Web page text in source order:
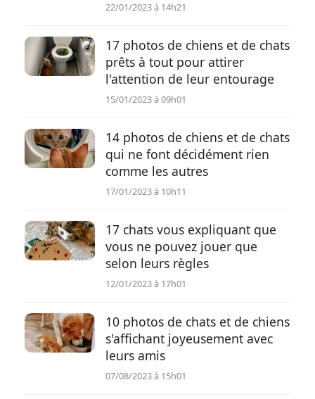
22/01/2023 à 14h21
17 photos de chiens et de chats
prêts à tout pour attirer
l'attention de leur entourage
15/01/2023 à 09h01
14 photos de chiens et de chats
qui ne font décidément rien
comme les autres
17/01/2023 à 10h11
17 chats vous expliquant que
vous ne pouvez jouer que
selon leurs règles
12/01/2023 à 17h01
10 photos de chats et de chiens
s'affichant joyeusement avec
leurs amis
07/08/2023 à 15h01